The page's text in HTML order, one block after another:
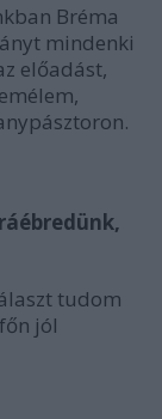
Bréma
mindenki
előadást,
tudom
jól